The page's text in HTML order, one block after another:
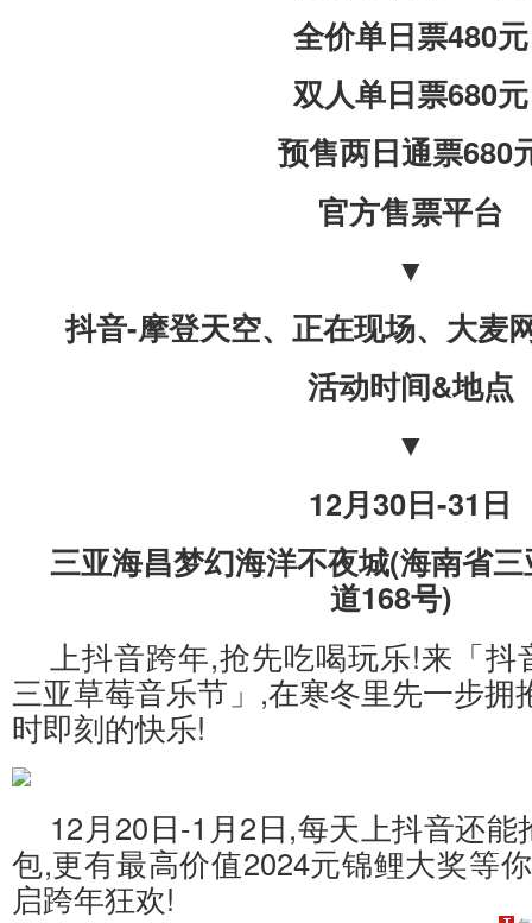
全价单日票480元
双人单日票680元
预售两日通票680
官方售票平台
▼
抖音-摩登天空、正在现场、大麦
活动时间&地点
▼
12月30日-31日
三亚海昌梦幻海洋不夜城(海南省
道168号)
上抖音跨年,抢先吃喝玩乐!来「
三亚草莓音乐节」,在寒冬里先一步拥
时即刻的快乐!
12月20日-1月2日,每天上抖音还
包,更有最高价值2024元锦鲤大奖等
启跨年狂欢!